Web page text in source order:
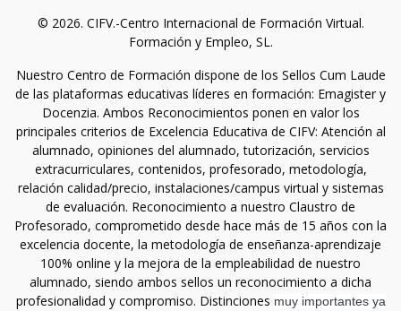
© 2026. CIFV.-Centro Internacional de Formación Virtual.
Formación y Empleo, SL.
Nuestro Centro de Formación dispone de los Sellos Cum Laude
de las plataformas educativas líderes en formación: Emagister y
Docenzia. Ambos Reconocimientos ponen en valor los
principales criterios de Excelencia Educativa de CIFV: Atención al
alumnado, opiniones del alumnado, tutorización, servicios
extracurriculares, contenidos, profesorado, metodología,
relación calidad/precio, instalaciones/campus virtual y sistemas
de evaluación. Reconocimiento a nuestro Claustro de
Profesorado, comprometido desde hace más de 15 años con la
excelencia docente, la metodología de enseñanza-aprendizaje
100% online y la mejora de la empleabilidad de nuestro
alumnado, siendo ambos sellos un reconocimiento a dicha
profesionalidad y compromiso. Distinciones muy importantes ya